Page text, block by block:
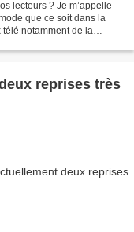
lecteurs ? Je m’appelle
que ce soit dans la
notamment de la
reprises très